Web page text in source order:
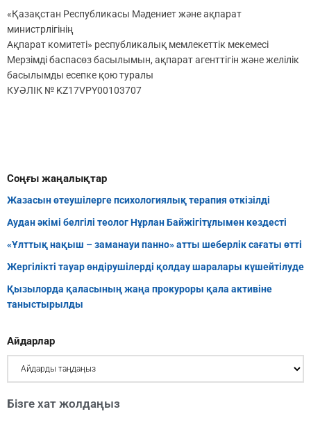
«Қазақстан Республикасы Мәдениет және ақпарат
министрлігінің
Ақпарат комитеті» республикалық мемлекеттік мекемесі
Мерзімді баспасөз басылымын, ақпарат агенттігін және желілік
басылымды есепке қою туралы
КУӘЛІК № KZ17VPY00103707
Соңғы жаңалықтар
Жазасын өтеушілерге психологиялық терапия өткізілді
Аудан әкімі белгілі теолог Нұрлан Байжігітұлымен кездесті
«Ұлттық нақыш – заманауи панно» атты шеберлік сағаты өтті
Жергілікті тауар өндірушілерді қолдау шаралары күшейтілуде
Қызылорда қаласының жаңа прокуроры қала активіне
таныстырылды
Айдарлар
Бізге хат жолдаңыз